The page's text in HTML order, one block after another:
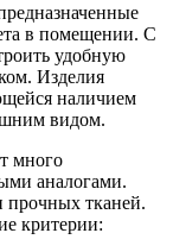
в помещении. С
удобную
Изделия
наличием
видом.
много
аналогами.
прочных тканей.
критерии: